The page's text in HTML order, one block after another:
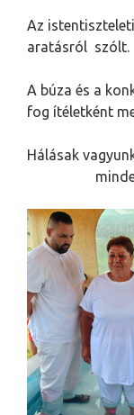
Az
aratásról szólt.
A búza és a
fog ítéletként
Hálásak